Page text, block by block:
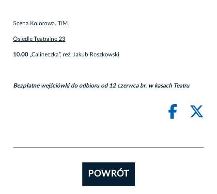
Scena Kolorowa. TIM
Osiedle Teatralne 23
10.00 „Calineczka”, reż. Jakub Roszkowski
Bezpłatne wejściówki do odbioru od 12 czerwca br. w kasach Teatru
POWRÓT